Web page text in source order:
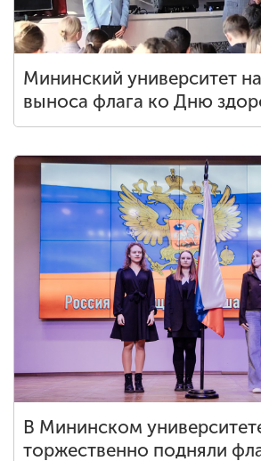
Мининский университет
выноса флага ко Дню
В Мининском
торжественно подняли